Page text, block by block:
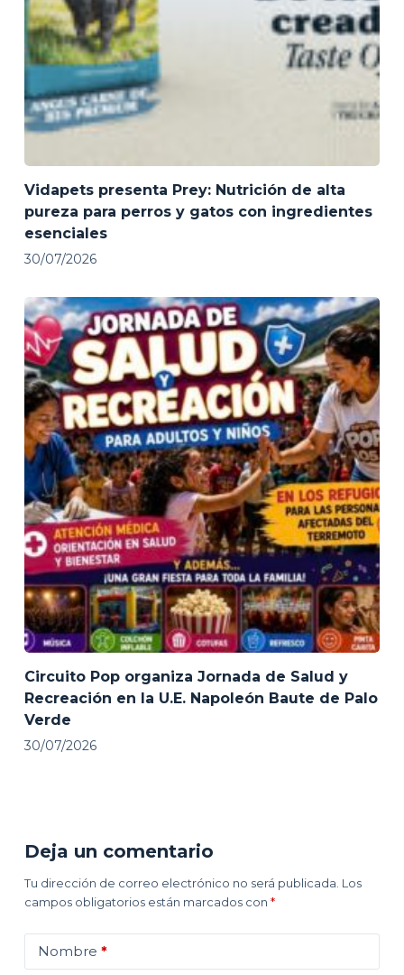
Vidapets presenta Prey: Nutrición de alta
pureza para perros y gatos con ingredientes
esenciales
30/07/2026
Circuito Pop organiza Jornada de Salud y
Recreación en la U.E. Napoleón Baute de Palo
Verde
30/07/2026
Deja un comentario
Tu dirección de correo electrónico no será publicada. Los
campos obligatorios están marcados con *
Nombre *